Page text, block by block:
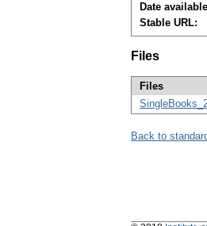
Date
Stable URL:
Files
Files
Back to